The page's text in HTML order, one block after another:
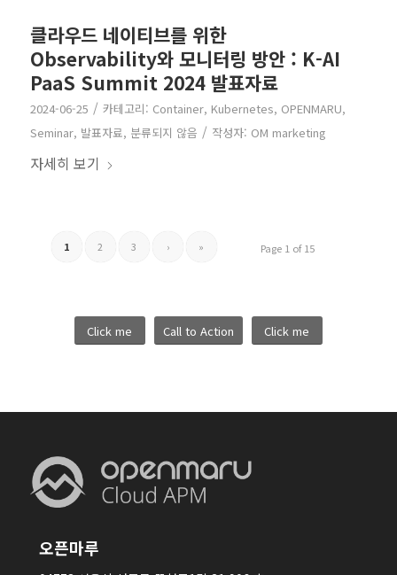
클라우드 네이티브를 위한
Observability와 모니터링 방안 : K-AI
PaaS Summit 2024 발표자료
2024-06-25 / 카테고리: Container, Kubernetes, OPENMARU,
Seminar, 발표자료, 분류되지 않음 / 작성자: OM marketing
자세히 보기
Page 1 of 15
1 2 3 › »
Click me Call to Action Click me
오픈마루